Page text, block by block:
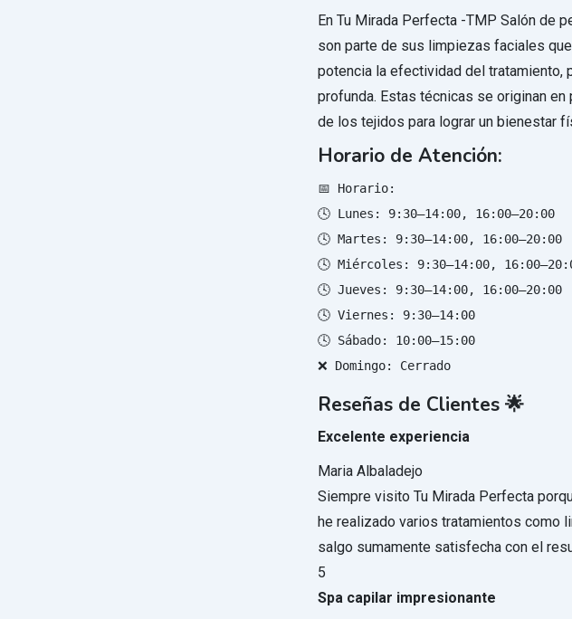
En Tu Mirada Perfecta -TMP Salón de
son parte de sus limpiezas faciales
potencia la efectividad del tratamiento,
profunda. Estas técnicas se originan
de los tejidos para lograr un bienestar
Horario de Atención:
📅 Horario:
🕓 Lunes: 9:30–14:00, 16:00–20:00
🕓 Martes: 9:30–14:00, 16:00–20:00
🕓 Miércoles: 9:30–14:00,
🕓 Jueves: 9:30–14:00, 16:00–20:00
🕓 Viernes: 9:30–14:00
🕓 Sábado: 10:00–15:00
❌ Domingo: Cerrado
Reseñas de Clientes 🌟
Excelente experiencia
Maria Albaladejo
Siempre visito Tu Mirada Perfecta
he realizado varios tratamientos como
salgo sumamente satisfecha con el
5
Spa capilar impresionante